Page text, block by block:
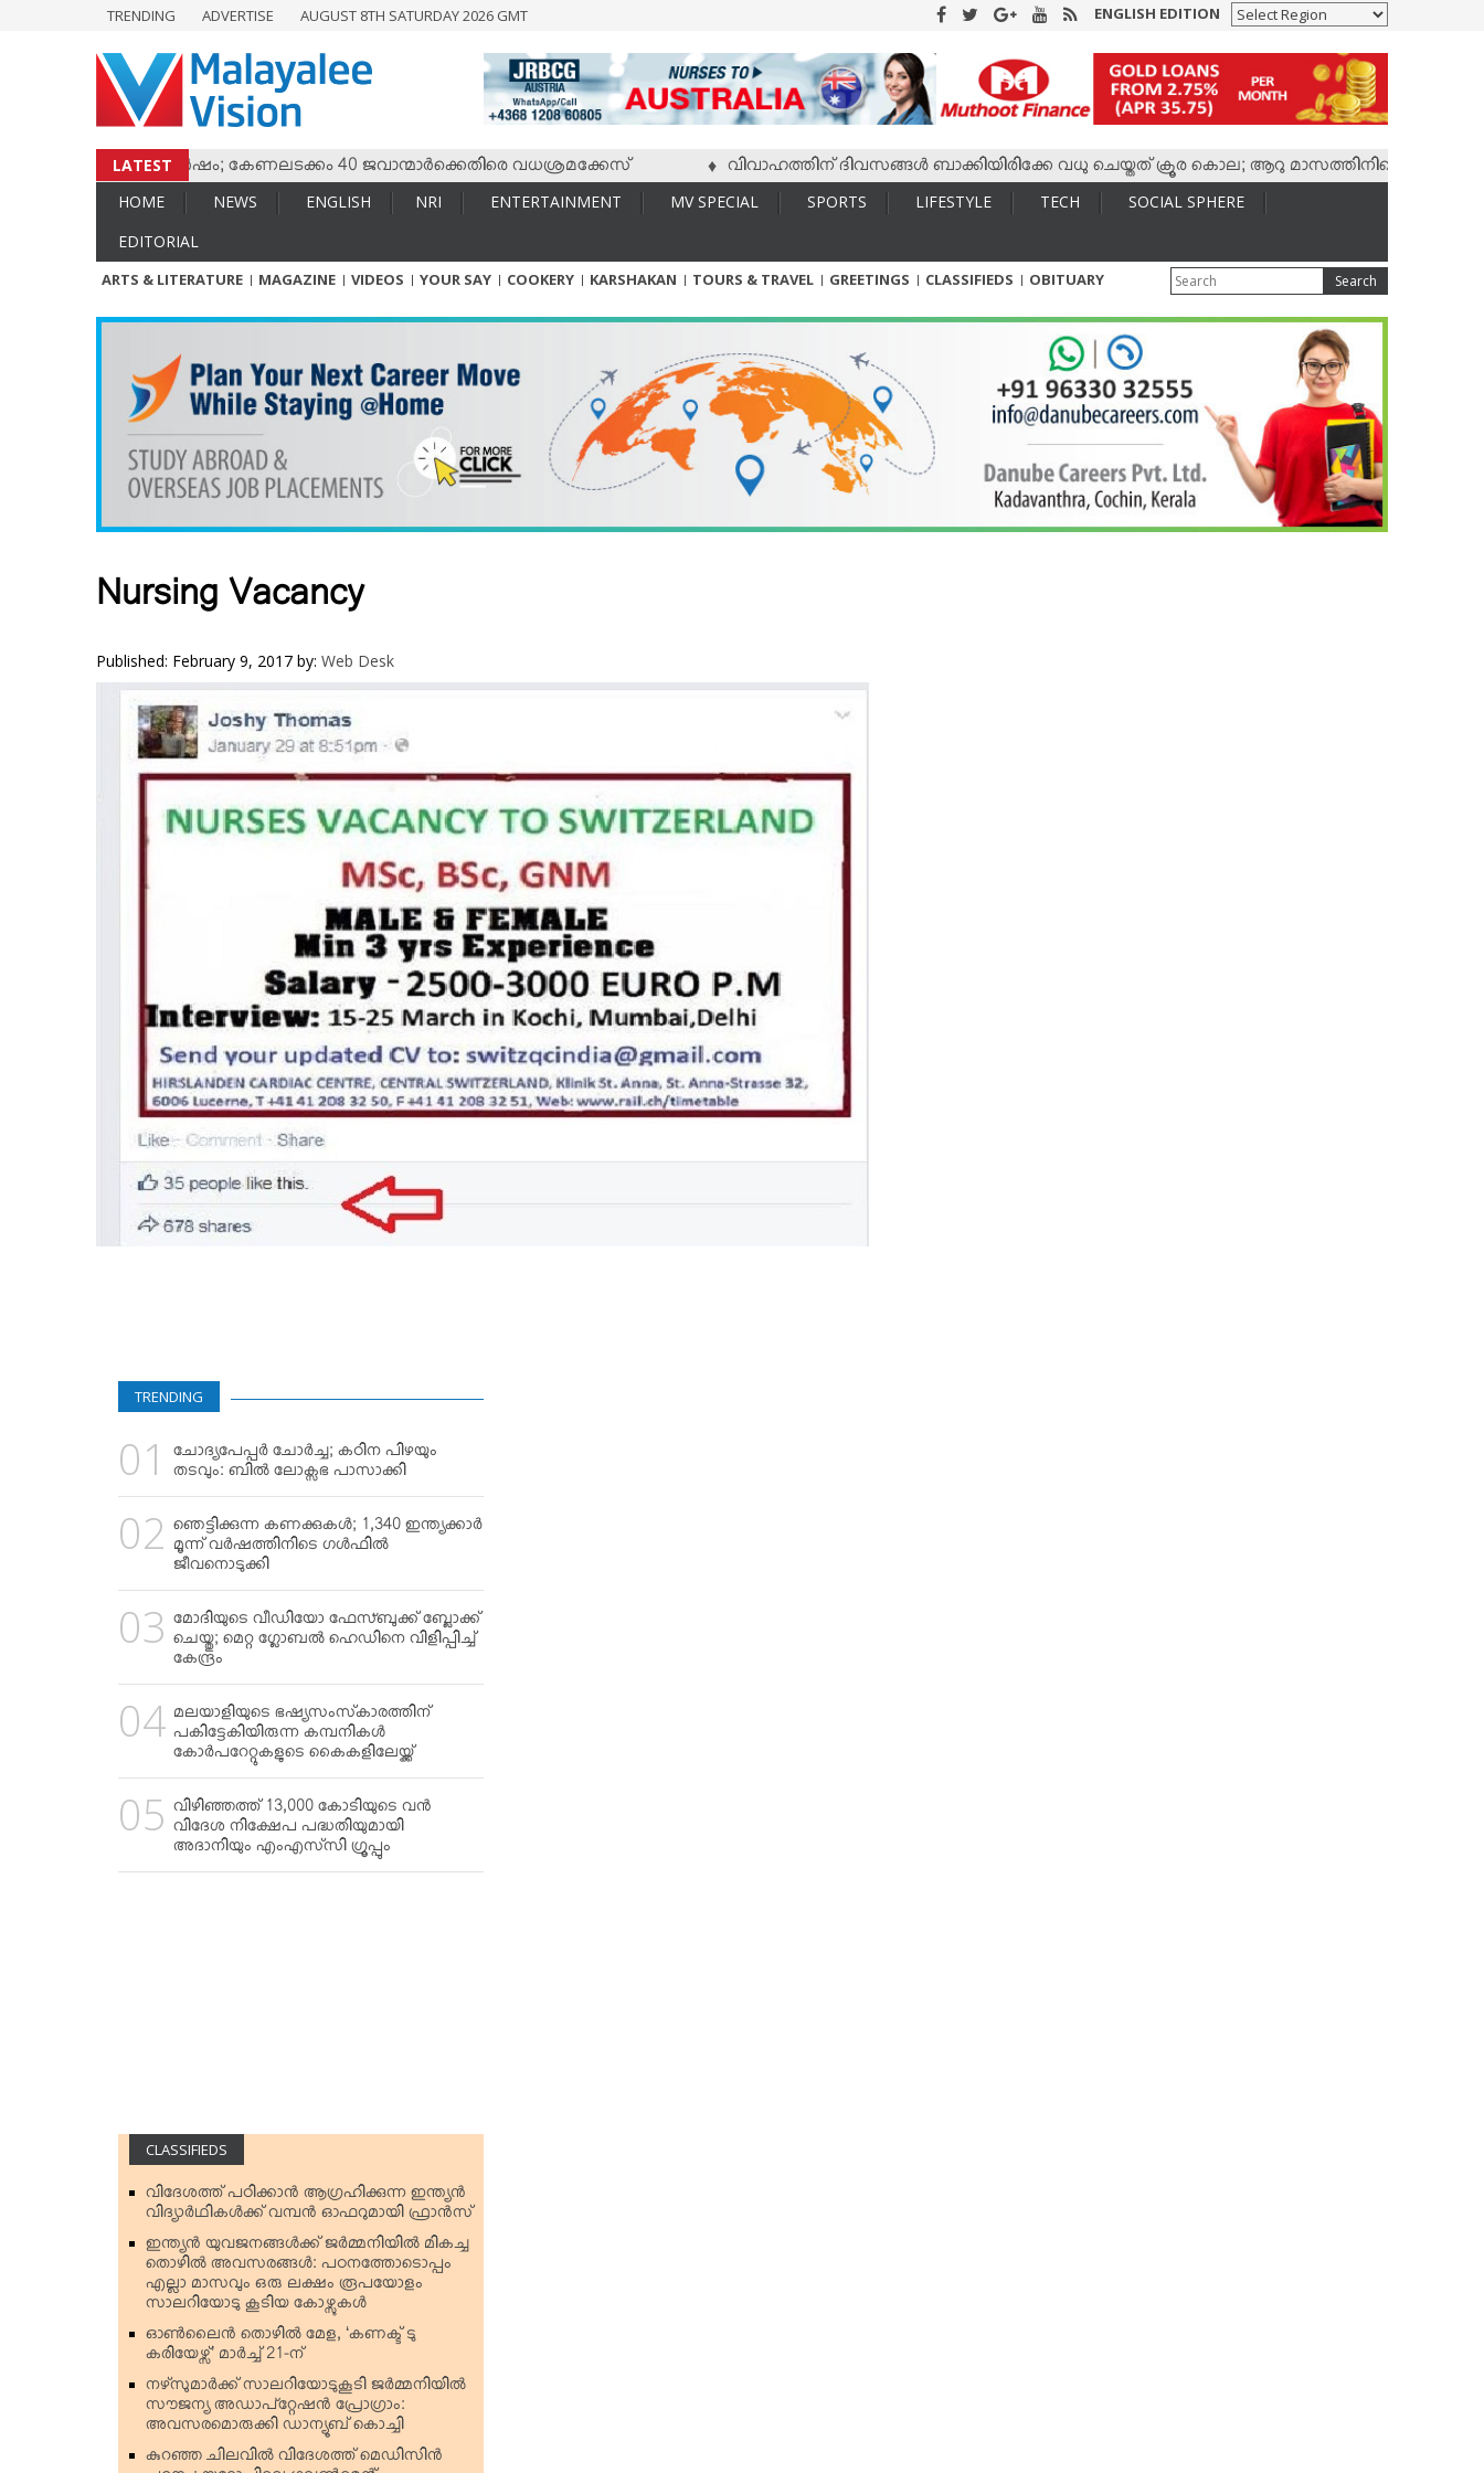
ENTERTAINMENT
TECH & AUTO
ARTS & LITERATURE
TRENDING ADVERTISE AUGUST 8TH SATURDAY 2026 GMT ENGLISH EDITION
LATEST
തമ്മില്‍ സംഘര്‍ഷം; കേണലടക്കം 40 ജവാന്മാര്‍ക്കെതിരെ വധശ്രമക്കേസ് വിവാഹത്തിന് ദിവസങ്ങള്‍ ബാക്കിയിരിക്കേ വധു ചെയ്തത് ക്രൂര കൊല; ആറു മാസത്തിനിടെ കാമുകനുമായി
HOME NEWS ENGLISH NRI ENTERTAINMENT MV SPECIAL SPORTS LIFESTYLE TECH
SOCIAL SPHERE
EDITORIAL
ARTS & LITERATURE MAGAZINE VIDEOS YOUR SAY COOKERY KARSHAKAN TOURS & TRAVEL GREETINGS CLASSIFIEDS OBITUARY Search
Nursing Vacancy
Published: February 9, 2017 by: Web Desk
TRENDING
ചോദ്യപേപ്പര്‍ ചോര്‍ച്ച; കഠിന പിഴയും
തടവും: ബില്‍ ലോക്സഭ പാസാക്കി
ഞെട്ടിക്കുന്ന കണക്കുകള്‍; 1,340 ഇന്ത്യക്കാര്‍
മൂന്ന് വര്‍ഷത്തിനിടെ ഗള്‍ഫില്‍
ജീവനൊടുക്കി
മോദിയുടെ വീഡിയോ ഫേസ്ബുക്ക് ബ്ലോക്ക്
ചെയ്തു; മെറ്റ ഗ്ലോബല്‍ ഹെഡിനെ വിളിപ്പിച്ച്
കേന്ദ്രം
മലയാളിയുടെ ഭഷ്യസംസ്‌കാരത്തിന്
പകിട്ടേകിയിരുന്ന കമ്പനികള്‍
കോര്‍പറേറ്റുകളുടെ കൈകളിലേയ്ക്ക്
വിഴിഞ്ഞത്ത് 13,000 കോടിയുടെ വന്‍
വിദേശ നിക്ഷേപ പദ്ധതിയുമായി
അദാനിയും എംഎസ്‌സി ഗ്രൂപ്പും
CLASSIFIEDS
വിദേശത്ത് പഠിക്കാന്‍ ആഗ്രഹിക്കുന്ന ഇന്ത്യന്‍
വിദ്യാര്‍ഥികള്‍ക്ക് വമ്പന്‍ ഓഫറുമായി ഫ്രാന്‍സ്
ഇന്ത്യന്‍ യുവജനങ്ങള്‍ക്ക് ജര്‍മ്മനിയില്‍ മികച്ച
തൊഴില്‍ അവസരങ്ങള്‍: പഠനത്തോടൊപ്പം
എല്ലാ മാസവും ഒരു ലക്ഷം രൂപയോളം
സാലറിയോടു കൂടിയ കോഴ്സുകള്‍
ഓണ്‍ലൈന്‍ തൊഴില്‍ മേള, ‘കണക്ട് ടു
കരിയേഴ്സ്’ മാര്‍ച്ച് 21-ന്
നഴ്‌സുമാര്‍ക്ക് സാലറിയോടുകൂടി ജര്‍മ്മനിയില്‍
സൗജന്യ അഡാപ്റ്റേഷന്‍ പ്രോഗ്രാം:
അവസരമൊരുക്കി ഡാന്യൂബ് കൊച്ചി
കുറഞ്ഞ ചിലവില്‍ വിദേശത്ത് മെഡിസിന്‍